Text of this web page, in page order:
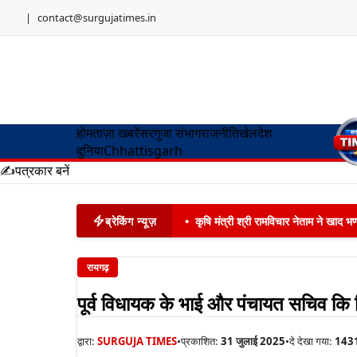
| contact@surgujatimes.in
होमताज़ा खबरेंसरगुजा संभागराजनीतिखेलदेश
दुनियाChhattisgarh
✍️पत्रकार बनें
ब्रेकिंग न्यूज़ • कृषि मंत्री श्री रामविचार नेताम ने खाद
रायगढ़
पूर्व विधायक के भाई और पंचायत सचिव कि
द्वारा: SURGUJA TIMES•प्रकाशित: 31 जुलाई 2025•दे देखा गया: